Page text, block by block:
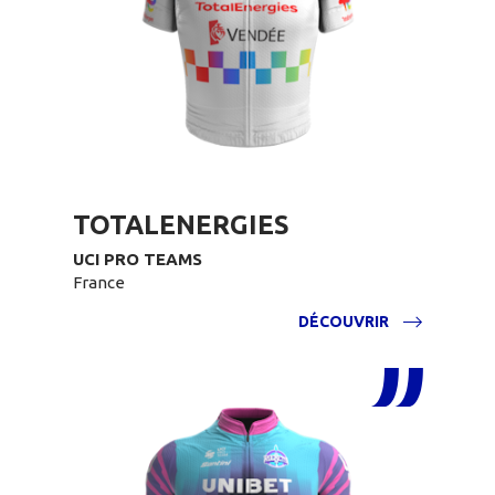
TOTALENERGIES
UCI PRO TEAMS
France
DÉCOUVRIR